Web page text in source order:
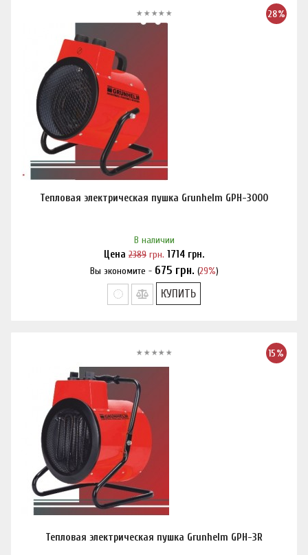
28%
Тепловая электрическая пушка Grunhelm GPH-3000
В наличии
Цена 2389 грн. 1714 грн.
Вы экономите - 675 грн. (29%)
Нашли дешевле?
КУПИТЬ
15%
Тепловая электрическая пушка Grunhelm GPH-3R